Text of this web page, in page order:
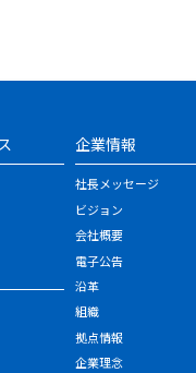
企業情報
社長メッセージ
ビジョン
会社概要
電子公告
沿革
組織
拠点情報
企業理念